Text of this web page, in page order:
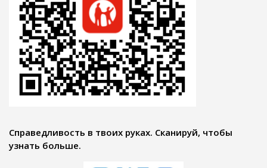
Справедливость в твоих руках. Сканируй, чтобы
узнать больше.